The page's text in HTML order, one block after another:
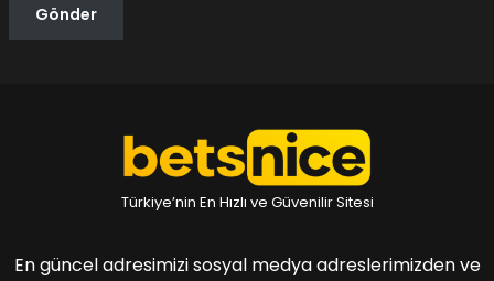
Gönder
Türkiye’nin En Hızlı ve Güvenilir Sitesi
En güncel adresimizi sosyal medya adreslerimizden ve